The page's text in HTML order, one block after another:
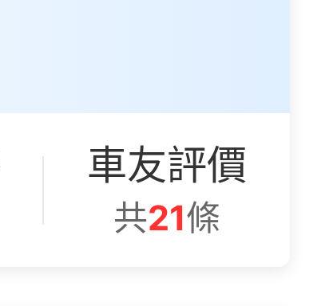
車友評價
共21條